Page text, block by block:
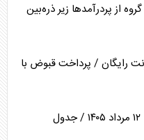
از پردرآمد‌ها زیر ذره‌بین
رایگان / پرداخت قبوض با